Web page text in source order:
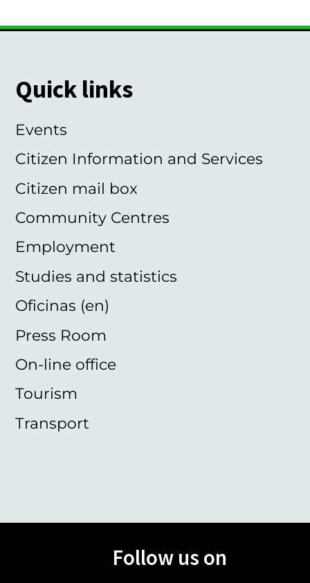
Quick links
Events
Citizen Information and Services
Citizen mail box
Community Centres
Employment
Studies and statistics
Oficinas (en)
Press Room
On-line office
Tourism
Transport
Follow us on